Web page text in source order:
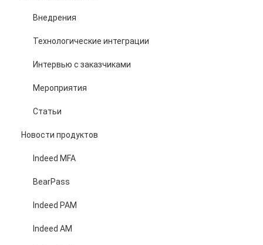
Внедрения
Технологические интеграции
Интервью с заказчиками
Мероприятия
Статьи
Новости продуктов
Indeed MFA
BearPass
Indeed PAM
Indeed AM